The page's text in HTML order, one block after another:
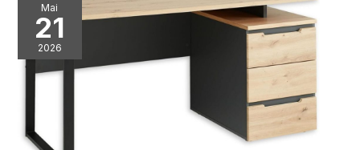
Mai
21
2026